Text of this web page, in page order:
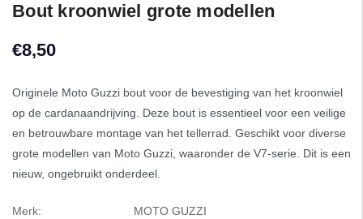
Bout kroonwiel grote modellen
€8,50
Originele Moto Guzzi bout voor de bevestiging van het kroonwiel
op de cardanaandrijving. Deze bout is essentieel voor een veilige
en betrouwbare montage van het tellerrad. Geschikt voor diverse
grote modellen van Moto Guzzi, waaronder de V7-serie. Dit is een
nieuw, ongebruikt onderdeel.
Merk:
MOTO GUZZI